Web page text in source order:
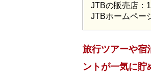
JTBの販売店：
JTBホームペー
旅行ツアーや宿
ントが一気に貯